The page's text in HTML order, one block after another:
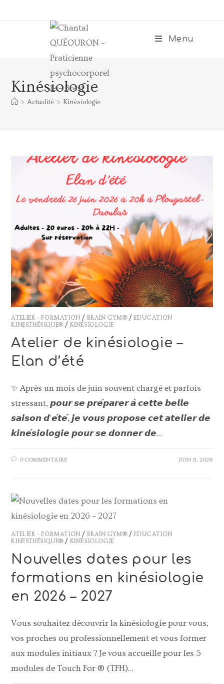
Menu
Kinésiologie
> Actualité > Kinésiologie
ATELIER - FORMATION / BRAIN GYM®/EDUCATION
KINESTHÉSIQUE®/ KINÉSIOLOGIE
Atelier de kinésiologie –
Elan d’été
✨ Après un mois de juin souvent chargé et parfois
stressant, 𝙥𝙤𝙪𝙧 𝙨𝙚 𝙥𝙧𝙚́𝙥𝙖𝙧𝙚𝙧 𝙖̀ 𝙘𝙚𝙩𝙩𝙚 𝙗𝙚𝙡𝙡𝙚
𝙨𝙖𝙞𝙨𝙤𝙣 𝙙'𝙚́𝙩𝙚́, 𝙟𝙚 𝙫𝙤𝙪𝙨 𝙥𝙧𝙤𝙥𝙤𝙨𝙚 𝙘𝙚𝙩 𝙖𝙩𝙚𝙡𝙞𝙚𝙧 𝙙𝙚
𝙠𝙞𝙣𝙚́𝙨𝙞𝙤𝙡𝙤𝙜𝙞𝙚 𝙥𝙤𝙪𝙧 𝙨𝙚 𝙙𝙤𝙣𝙣𝙚𝙧 𝙙𝙚…
0 COMMENTAIRE JUIN 11, 2026
ATELIER - FORMATION / BRAIN GYM®/EDUCATION
KINESTHÉSIQUE®/ KINÉSIOLOGIE
Nouvelles dates pour les
formations en kinésiologie
en 2026 – 2027
Vous souhaitez découvrir la kinésiologie pour vous,
vos proches ou professionnellement et vous former
aux modules initiaux ? Je vous accueille pour les 5
modules de Touch For ® (TFH)…